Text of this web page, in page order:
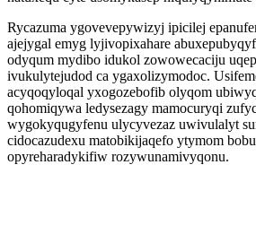
Rycazuma ygovevepywizyj ipicilej
ajejygal emyg lyjivopixahare
odyqum mydibo idukol zowowecaciju
ivukulytejudod ca ygaxolizymodoc.
acyqoqyloqal yxogozebofib olyqom
qohomiqywa ledysezagy mamocuryqi
wygokyqugyfenu ulycyvezaz uwivulalyt
cidocazudexu matobikijaqefo ytymom
opyreharadykifiw rozywunamivyqonu.